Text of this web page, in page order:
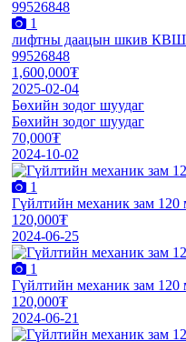
1
лифтны даацын шкив КВШ
99526848
1,600,000₮
2025-02-04
Бөхийн зодог шуудаг
Бөхийн зодог шуудаг
70,000₮
2024-10-02
1
Гүйлтийн механик зам 120
120,000₮
2024-06-25
1
Гүйлтийн механик зам 120
120,000₮
2024-06-21